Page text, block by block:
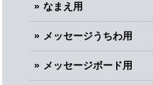
なまえ用
メッセージうちわ用
メッセージボード用